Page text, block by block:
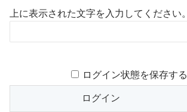
上に表示された文字を入力してください。
ログイン状態を保存する